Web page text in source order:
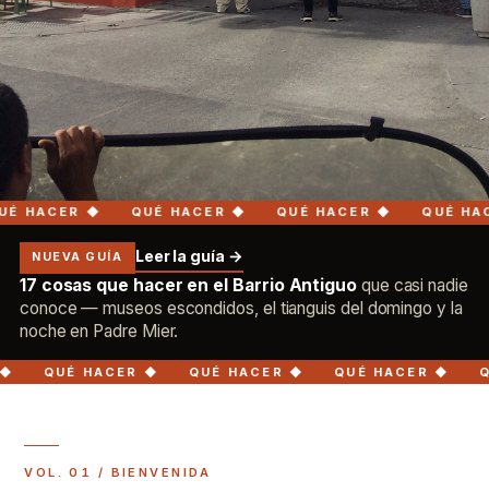
◆ QUÉ HACER ◆ QUÉ HACER ◆ QUÉ HACER ◆
NUEVA GUÍA
17 cosas que hacer en el Barrio Antiguoque casi nadie
conoce — museos escondidos, el tianguis del domingo y la
noche en Padre Mier.
Leer la guía →
HACER ◆ QUÉ HACER ◆ QUÉ HACER ◆ QUÉ
VOL. 01 / BIENVENIDA